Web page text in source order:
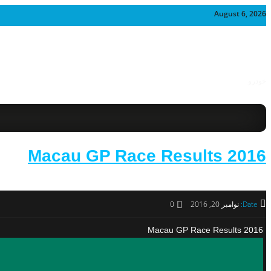
August 6, 2026
2016 Macau GP Race Results
Date: نوامبر 20, 2016 0
2016 Macau GP Race Results